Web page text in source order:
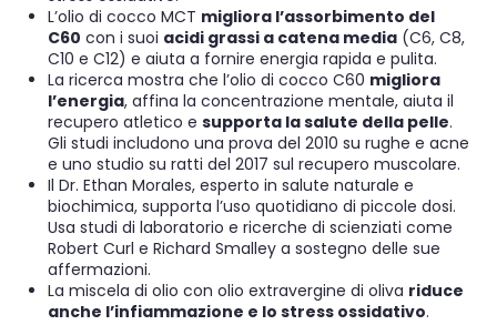
L’olio di cocco MCT migliora l’assorbimento del
C60 con i suoi acidi grassi a catena media (C6, C8,
C10 e C12) e aiuta a fornire energia rapida e pulita.
La ricerca mostra che l’olio di cocco C60 migliora
l’energia, affina la concentrazione mentale, aiuta il
recupero atletico e supporta la salute della pelle.
Gli studi includono una prova del 2010 su rughe e acne
e uno studio su ratti del 2017 sul recupero muscolare.
Il Dr. Ethan Morales, esperto in salute naturale e
biochimica, supporta l’uso quotidiano di piccole dosi.
Usa studi di laboratorio e ricerche di scienziati come
Robert Curl e Richard Smalley a sostegno delle sue
affermazioni.
La miscela di olio con olio extravergine di oliva riduce
anche l’infiammazione e lo stress ossidativo.